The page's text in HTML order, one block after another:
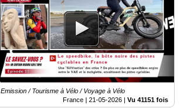
Emission / Tourisme à Vélo / Voyage à Vélo
France |21-05-2026 |Vu 41151 fois